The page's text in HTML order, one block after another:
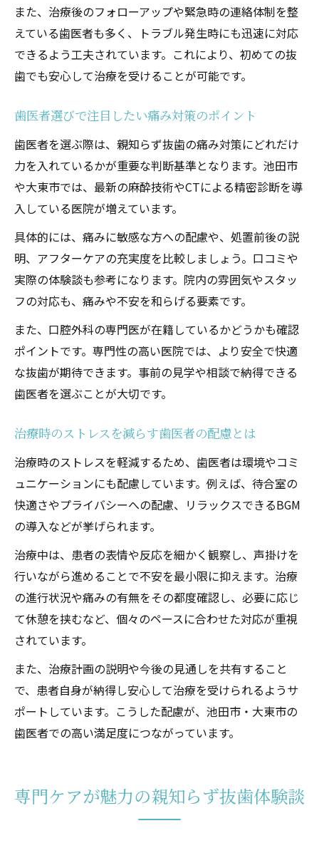
また、治療後のフォローアップや緊急時の連絡体制を整
えている歯医者も多く、トラブル発生時にも迅速に対応
できるよう工夫されています。これにより、初めての抜
歯でも安心して治療を受けることが可能です。
歯医者選びで注目したい痛み対策のポイント
歯医者を選ぶ際は、親知らず抜歯の痛み対策にどれだけ
力を入れているかが重要な判断基準となります。池田市
や大東市では、最新の麻酔技術やCTによる精密診断を導
入している医院が増えています。
具体的には、痛みに敏感な方への配慮や、処置前後の説
明、アフターケアの充実度を比較しましょう。口コミや
実際の体験談も参考になります。院内の雰囲気やスタッ
フの対応も、痛みや不安を和らげる要素です。
また、口腔外科の専門医が在籍しているかどうかも確認
ポイントです。専門性の高い医院では、より安全で快適
な抜歯が期待できます。事前の見学や相談で納得できる
歯医者を選ぶことが大切です。
治療時のストレスを減らす歯医者の配慮とは
治療時のストレスを軽減するため、歯医者は環境やコミ
ュニケーションにも配慮しています。例えば、待合室の
快適さやプライバシーへの配慮、リラックスできるBGM
の導入などが挙げられます。
治療中は、患者の表情や反応を細かく観察し、声掛けを
行いながら進めることで不安を最小限に抑えます。治療
の進行状況や痛みの有無をその都度確認し、必要に応じ
て休憩を挟むなど、個々のペースに合わせた対応が重視
されています。
また、治療計画の説明や今後の見通しを共有すること
で、患者自身が納得し安心して治療を受けられるようサ
ポートしています。こうした配慮が、池田市・大東市の
歯医者での高い満足度につながっています。
専門ケアが魅力の親知らず抜歯体験談